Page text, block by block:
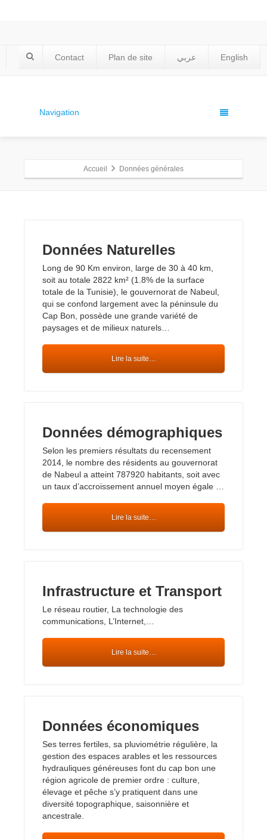
Contact Plan de site عربي English
Navigation
Accueil Données générales
Données Naturelles
Long de 90 Km environ, large de 30 à 40 km,
soit au totale 2822 km² (1.8% de la surface
totale de la Tunisie), le gouvernorat de Nabeul,
qui se confond largement avec la péninsule du
Cap Bon, possède une grande variété de
paysages et de milieux naturels…
Lire la suite…
Données démographiques
Selon les premiers résultats du recensement
2014, le nombre des résidents au gouvernorat
de Nabeul a atteint 787920 habitants, soit avec
un taux d’accroissement annuel moyen égale …
Lire la suite…
Infrastructure et Transport
Le réseau routier, La technologie des
communications, L’Internet,…
Lire la suite…
Données économiques
Ses terres fertiles, sa pluviométrie régulière, la
gestion des espaces arables et les ressources
hydrauliques généreuses font du cap bon une
région agricole de premier ordre : culture,
élevage et pêche s’y pratiquent dans une
diversité topographique, saisonnière et
ancestrale.